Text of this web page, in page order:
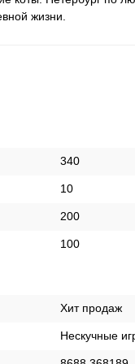
жизни.
340
10
200
100
Хит продаж
Нескучные